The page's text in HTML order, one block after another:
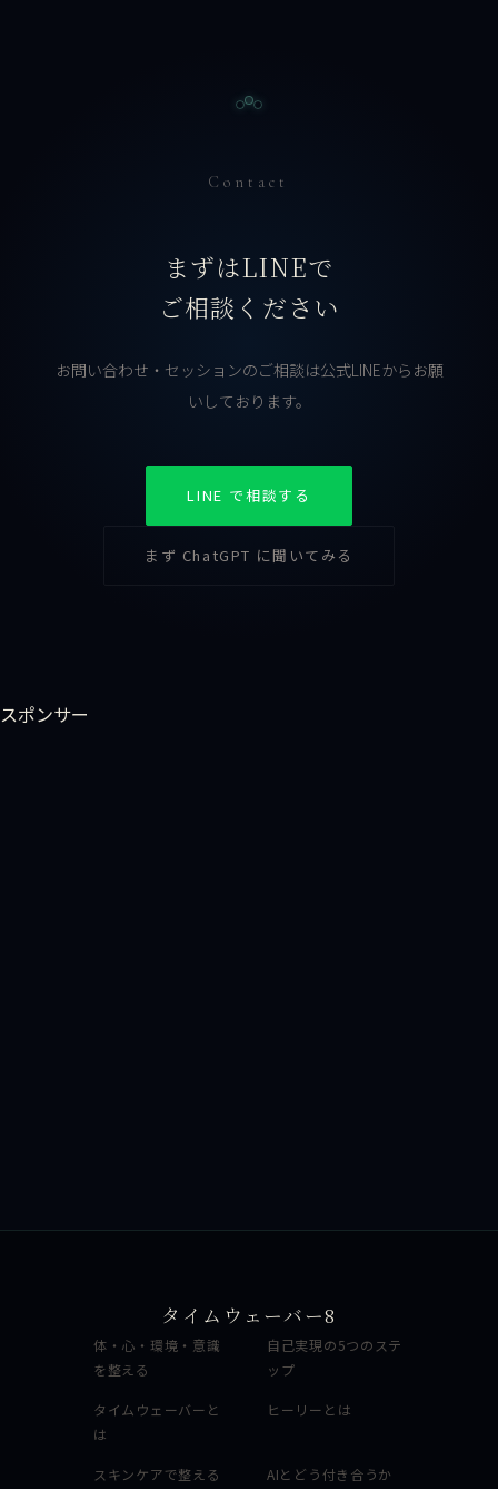
Contact
まずはLINEで
ご相談ください
お問い合わせ・セッションのご相談は公式LINEからお願
いしております。
LINE で相談する
まず ChatGPT に聞いてみる
スポンサー
タイムウェーバー8
体・心・環境・意識
を整える
自己実現の5つのステ
ップ
タイムウェーバーと
は
ヒーリーとは
スキンケアで整える AIとどう付き合うか